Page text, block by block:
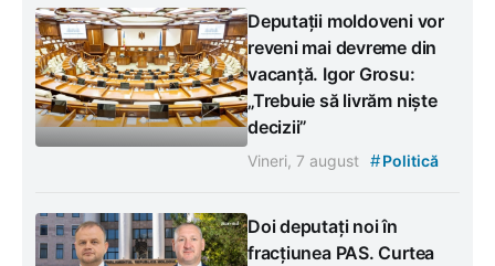
Deputații moldoveni vor
reveni mai devreme din
vacanță. Igor Grosu:
„Trebuie să livrăm niște
decizii”
Vineri, 7 august #Politică
Doi deputați noi în
fracțiunea PAS. Curtea